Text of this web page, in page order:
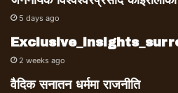
ज्यान बलीदानी दिए । अन्य
विभिन्न मुद्धामा लडिरहे ।
मधेश, दलित, जनजाति,
तप्काका दर्जनौँ आन्दोलन पनि
कारण यो स्थिति आउन सक्यो ।
5 days ago
2 weeks ago
वैदिक सनातन धर्ममा राजनीति